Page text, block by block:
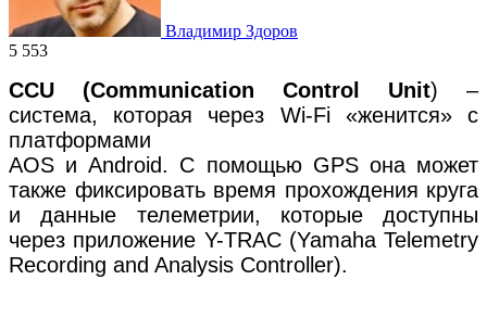
Владимир Здоров
5 553
CCU (Communication Control Unit) –
система, которая через Wi-Fi «женится» с
платформами
AOS и Android. С помощью GPS она может
также фиксировать время прохождения круга
и данные телеметрии, которые доступны
через приложение Y-TRAC (Yamaha Telemetry
Recording and Analysis Controller).